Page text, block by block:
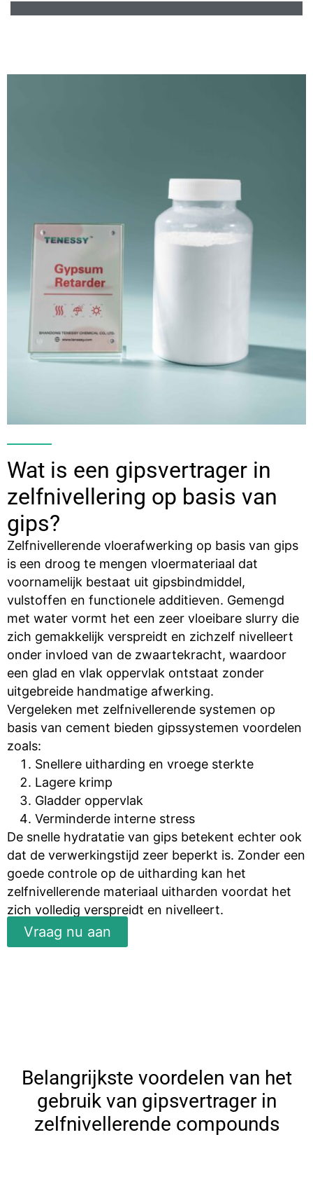
Wat is een gipsvertrager in
zelfnivellering op basis van
gips?
Zelfnivellerende vloerafwerking op basis van gips
is een droog te mengen vloermateriaal dat
voornamelijk bestaat uit gipsbindmiddel,
vulstoffen en functionele additieven. Gemengd
met water vormt het een zeer vloeibare slurry die
zich gemakkelijk verspreidt en zichzelf nivelleert
onder invloed van de zwaartekracht, waardoor
een glad en vlak oppervlak ontstaat zonder
uitgebreide handmatige afwerking.
Vergeleken met zelfnivellerende systemen op
basis van cement bieden gipssystemen voordelen
zoals:
Snellere uitharding en vroege sterkte
Lagere krimp
Gladder oppervlak
Verminderde interne stress
De snelle hydratatie van gips betekent echter ook
dat de verwerkingstijd zeer beperkt is. Zonder een
goede controle op de uitharding kan het
zelfnivellerende materiaal uitharden voordat het
zich volledig verspreidt en nivelleert.
Vraag nu aan
Belangrijkste voordelen van het
gebruik van gipsvertrager in
zelfnivellerende compounds